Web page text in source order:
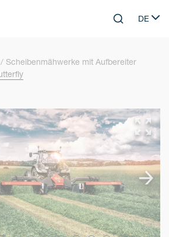
Skip to main contentSearchDE
Select
Scheibenmähwerke mit Aufbereiter